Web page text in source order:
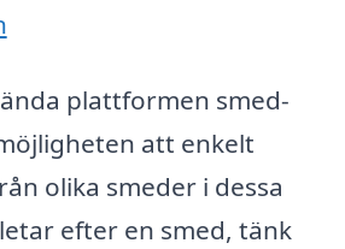
plattformen smed-
att enkelt
olika smeder i dessa
efter en smed, tänk